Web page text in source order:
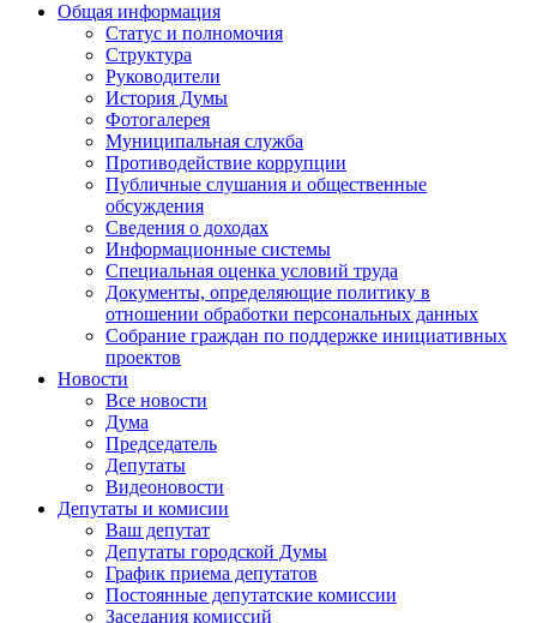
Общая информация
Статус и полномочия
Структура
Руководители
История Думы
Фотогалерея
Муниципальная служба
Противодействие коррупции
Публичные слушания и общественные
обсуждения
Сведения о доходах
Информационные системы
Специальная оценка условий труда
Документы, определяющие политику в
отношении обработки персональных данных
Собрание граждан по поддержке инициативных
проектов
Новости
Все новости
Дума
Председатель
Депутаты
Видеоновости
Депутаты и комисии
Ваш депутат
Депутаты городской Думы
График приема депутатов
Постоянные депутатские комиссии
Заседания комиссий